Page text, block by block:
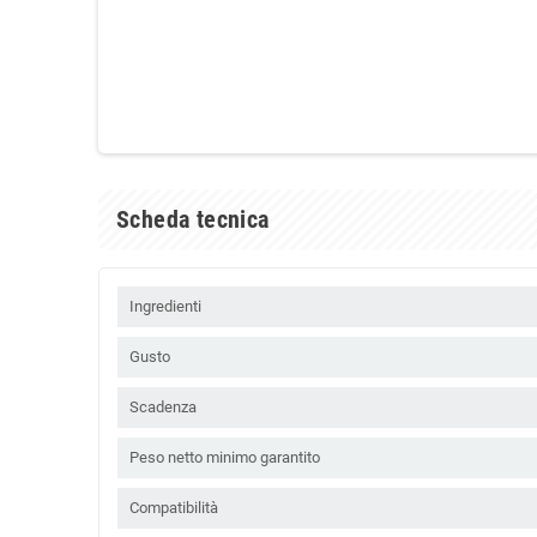
Scheda tecnica
Ingredienti
Gusto
Scadenza
Peso netto minimo garantito
Compatibilità